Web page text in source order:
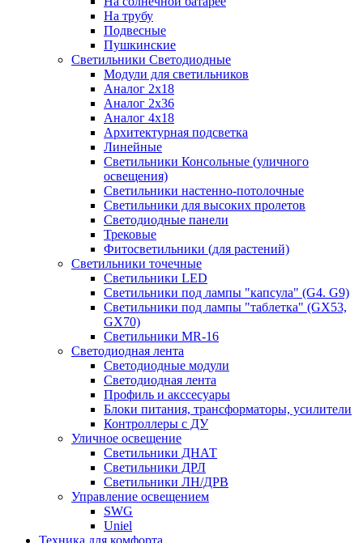
На трубу
Подвесные
Пушкинские
Светильники Светодиодные
Модули для светильников
Аналог 2х18
Аналог 2х36
Аналог 4х18
Архитектурная подсветка
Линейные
Светильники Консольные (уличного
освещения)
Светильники настенно-потолочные
Светильники для высоких пролетов
Светодиодные панели
Трековые
Фитосветильники (для растений)
Светильники точечные
Светильники LED
Светильники под лампы "капсула" (G4. G9)
Светильники под лампы "таблетка" (GX53,
GX70)
Светильники MR-16
Светодиодная лента
Светодиодные модули
Светодиодная лента
Профиль и акссесуары
Блоки питания, трансформаторы, усилители
Контроллеры с ДУ
Уличное освещение
Светильники ДНАТ
Светильники ДРЛ
Светильники ЛН/ДРВ
Управление освещением
SWG
Uniel
Техника для комфорта